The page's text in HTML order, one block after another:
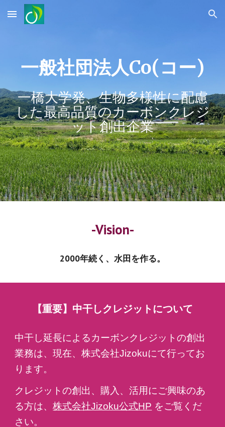
Skip to main content Skip to navigation
一般社団法人Co(コー)
一橋大学発、生物多様性に配慮
した最高品質のカーボンクレジ
ット創出企業
-Vision-
2000年続く、水田を作る。
【重要】中干しクレジットについて
中干し延長によるカーボンクレジットの創出
業務は、現在、株式会社Jizokuにて行ってお
ります。
クレジットの創出、購入、活用にご興味のあ
る方は、株式会社Jizoku公式HP をご覧くだ
さい。